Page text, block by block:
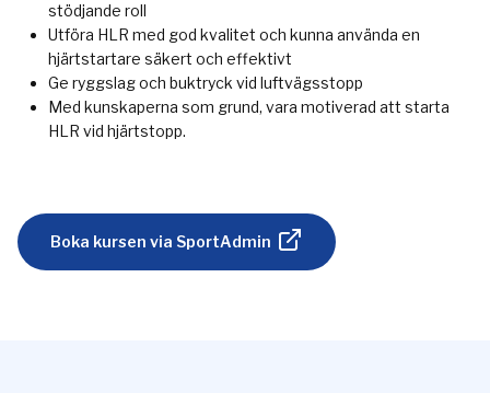
stödjande roll
Utföra HLR med god kvalitet och kunna använda en
hjärtstartare säkert och effektivt
Ge ryggslag och buktryck vid luftvägsstopp
Med kunskaperna som grund, vara motiverad att starta
HLR vid hjärtstopp.
Boka kursen via SportAdmin